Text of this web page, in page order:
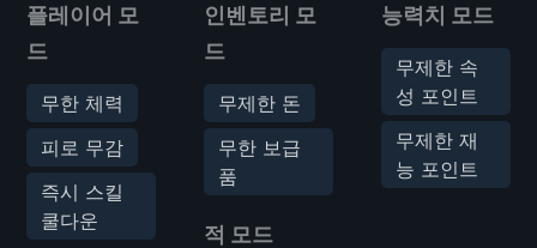
플레이어 모
드
무한 체력
피로 무감
즉시 스킬
쿨다운
인벤토리 모
드
무제한 돈
무한 보급
품
적 모드
능력치 모드
무제한 속
성 포인트
무제한 재
능 포인트